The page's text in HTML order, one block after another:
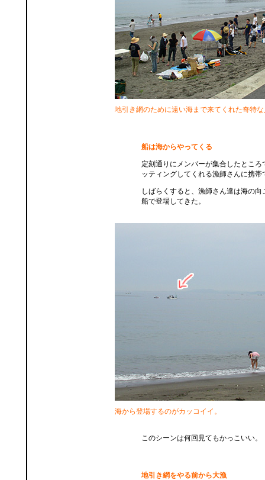
地引き網のために遠い海まで来てくれた奇特
船は海からやってくる
定刻通りにメンバーが集合したところ
ッティングしてくれる漁師さんに携帯
しばらくすると、漁師さん達は海の向
船で登場してきた。
海から登場するのがカッコイイ。
このシーンは何回見てもかっこいい。
地引き網をやる前から大漁